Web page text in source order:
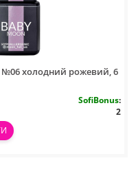
№06 холодний рожевий, 6
SofiBonus:
2